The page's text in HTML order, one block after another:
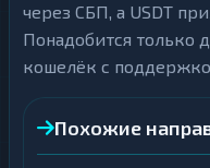
через СБП, а USDT
Понадобится только
кошелёк с
Похожие